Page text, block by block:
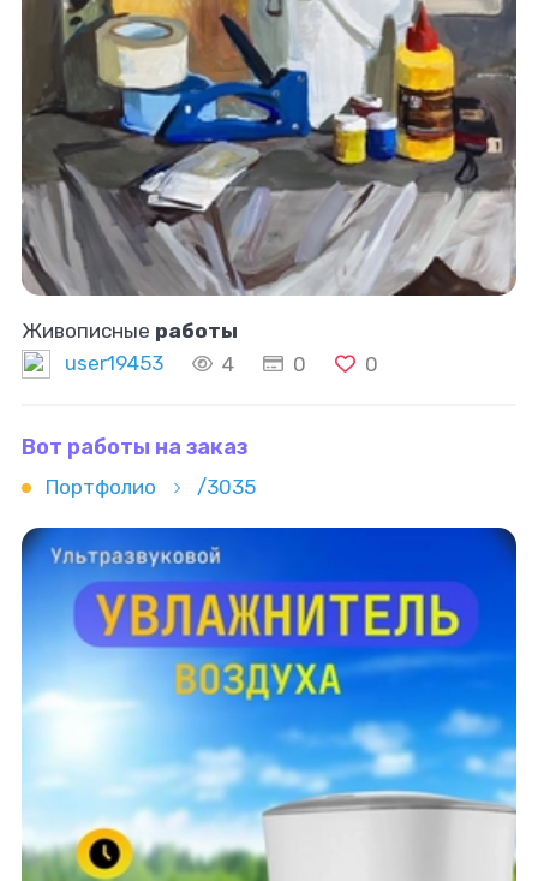
Живописные работы
user19453
4 0 0
Вот работы на заказ
Портфолио /3035